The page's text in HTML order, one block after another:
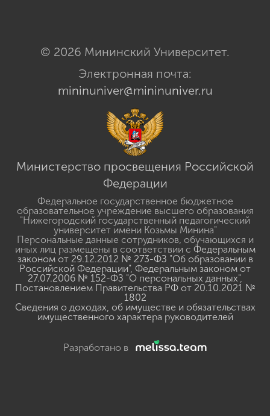
© 2026 Мининский Университет.
Электронная почта:
mininuniver@mininuniver.ru
Министерство просвещения Российской
Федерации
Федеральное государственное бюджетное
образовательное учреждение высшего образования
"Нижегородский государственный педагогический
университет имени Козьмы Минина"
Персональные данные сотрудников, обучающихся и
иных лиц размещены в соответствии с Федеральным
законом от 29.12.2012 № 273-ФЗ "Об образовании в
Российской Федерации", Федеральным законом от
27.07.2006 № 152-ФЗ "О персональных данных",
Постановлением Правительства РФ от 20.10.2021 №
1802
Сведения о доходах, об имуществе и обязательствах
имущественного характера руководителей
Разработано в